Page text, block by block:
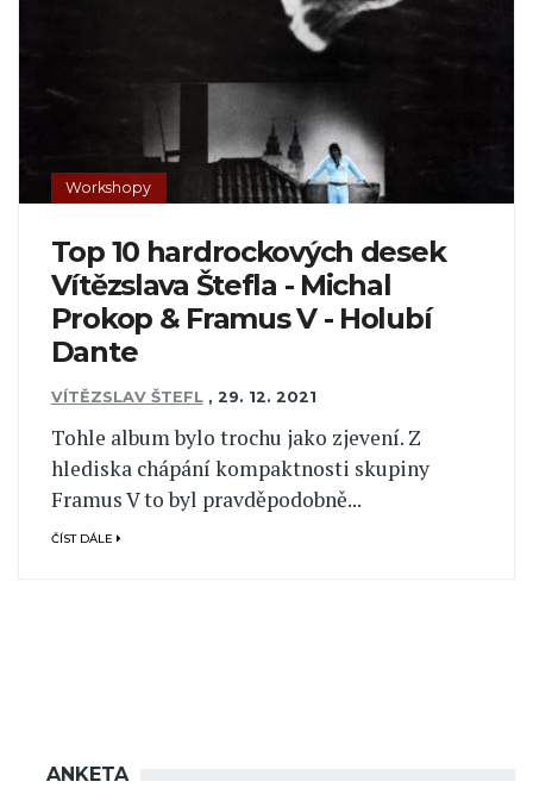
Workshopy
Top 10 hardrockových desek
Vítězslava Štefla - Michal
Prokop & Framus V - Holubí
Dante
VÍTĚZSLAV ŠTEFL , 29. 12. 2021
Tohle album bylo trochu jako zjevení. Z
hlediska chápání kompaktnosti skupiny
Framus V to byl pravděpodobně...
ČÍST DÁLE
ANKETA